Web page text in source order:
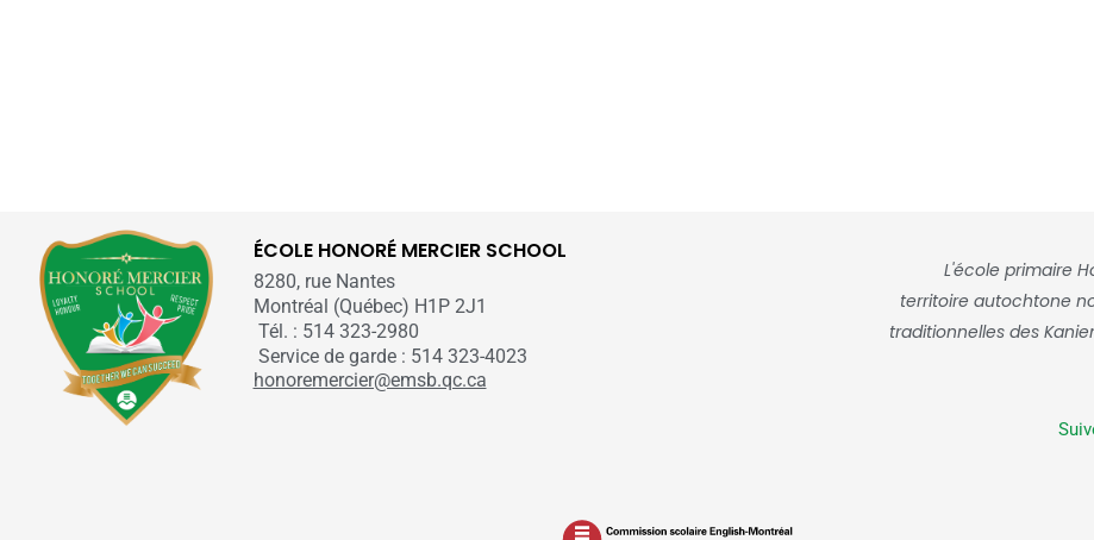
ÉCOLE HONORÉ MERCIER SCHOOL
8280, rue Nantes
Montréal (Québec) H1P 2J1
Tél. : 514 323-2980
Service de garde : 514 323-4023
honoremercier@emsb.qc.ca
L'école primaire
territoire autochtone
traditionnelles des